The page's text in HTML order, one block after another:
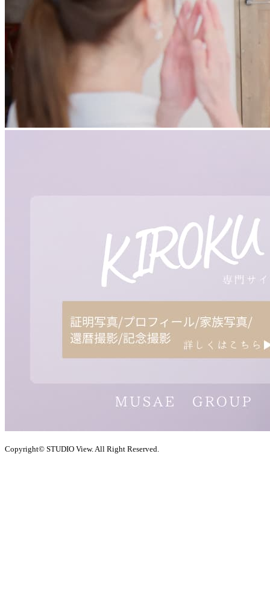
Copyright© STUDIO View. All Right Reserved.